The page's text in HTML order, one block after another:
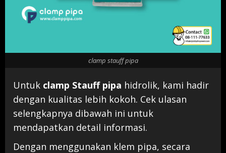
clamp stauff pipa
Untuk clamp Stauff pipa hidrolik, kami hadir
dengan kualitas lebih kokoh. Cek ulasan
selengkapnya dibawah ini untuk
mendapatkan detail informasi.
Dengan menggunakan klem pipa, secara